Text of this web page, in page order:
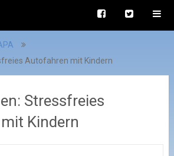
Autofahren mit Kindern
Stressfreies
Kindern